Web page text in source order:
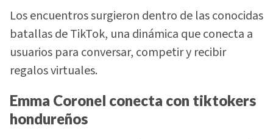
Los encuentros surgieron dentro de las conocidas
batallas de TikTok, una dinámica que conecta a
usuarios para conversar, competir y recibir
regalos virtuales.
Emma Coronel conecta con tiktokers
hondureños